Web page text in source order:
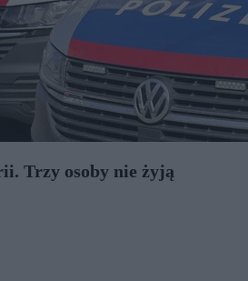
Trzy osoby nie żyją